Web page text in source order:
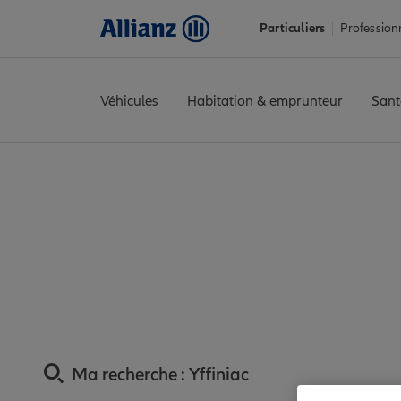
Particuliers
Véhicules Habitation & emprunteur
Ma recherche : Yffiniac